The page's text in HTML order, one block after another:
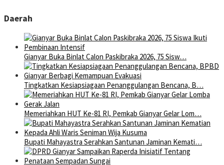
Daerah
Gianyar Buka Binlat Calon Paskibraka 2026, 75 Sisw…
Tingkatkan Kesiapsiagaan Penanggulangan Bencana, B…
Memeriahkan HUT Ke-81 RI, Pemkab Gianyar Gelar Lom…
Bupati Mahayastra Serahkan Santunan Jaminan Kemati…